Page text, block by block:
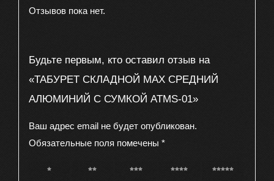
Отзывов пока нет.
Будьте первым, кто оставил отзыв на
«ТАБУРЕТ СКЛАДНОЙ МАХ СРЕДНИЙ
АЛЮМИНИЙ С СУМКОЙ ATMS-01»
Ваш адрес email не будет опубликован.
Обязательные поля помечены *
1 из 5
2 из 5
3 из 5
4 из 5
5 из 5